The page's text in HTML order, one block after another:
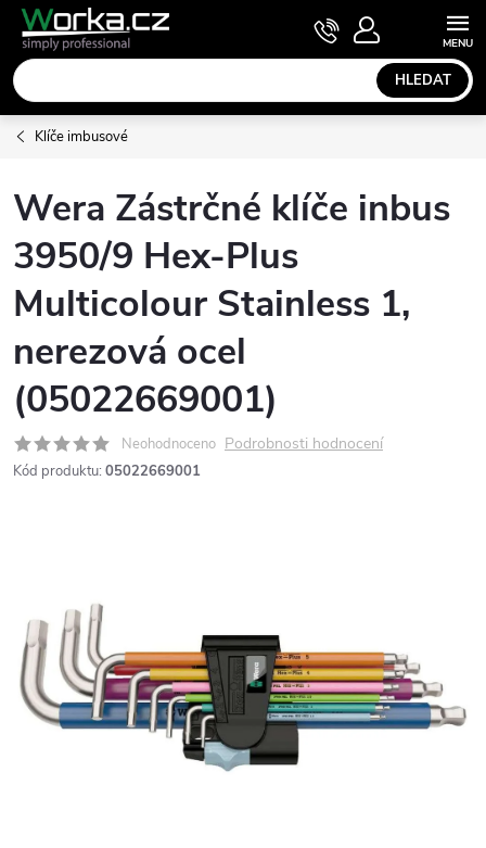
Přejít
obsah
HLEDAT
NÁKUPNÍ
KOŠÍK
Klíče imbusové
Wera Zástrčné klíče inbus
3950/9 Hex-Plus
Multicolour Stainless 1,
nerezová ocel
(05022669001)
Neohodnoceno Podrobnosti hodnocení
Kód produktu: 05022669001